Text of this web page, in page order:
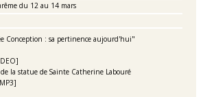
du 12 au 14 mars
Conception : sa pertinence aujourd'hui"
la statue de Sainte Catherine Labouré